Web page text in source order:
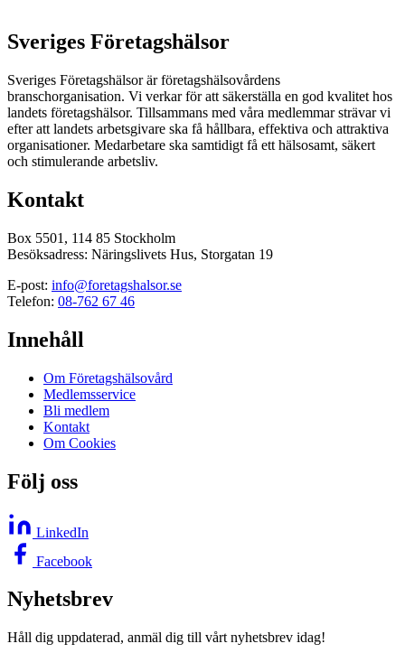
Sveriges Företagshälsor
Sveriges Företagshälsor är företagshälsovårdens
branschorganisation. Vi verkar för att säkerställa en god kvalitet hos
landets företagshälsor. Tillsammans med våra medlemmar strävar vi
efter att landets arbetsgivare ska få hållbara, effektiva och attraktiva
organisationer. Medarbetare ska samtidigt få ett hälsosamt, säkert
och stimulerande arbetsliv.
Kontakt
Box 5501, 114 85 Stockholm
Besöksadress: Näringslivets Hus, Storgatan 19
E-post: info@foretagshalsor.se
Telefon: 08-762 67 46
Innehåll
Om Företagshälsovård
Medlemsservice
Bli medlem
Kontakt
Om Cookies
Följ oss
LinkedIn
Facebook
Nyhetsbrev
Håll dig uppdaterad, anmäl dig till vårt nyhetsbrev idag!